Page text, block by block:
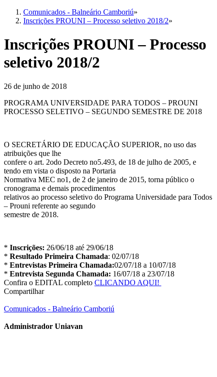
Comunicados - Balneário Camboriú»
Inscrições PROUNI – Processo seletivo 2018/2»
Inscrições PROUNI – Processo
seletivo 2018/2
26 de junho de 2018
PROGRAMA UNIVERSIDADE PARA TODOS – PROUNI
PROCESSO SELETIVO – SEGUNDO SEMESTRE DE 2018
O SECRETÁRIO DE EDUCAÇÃO SUPERIOR, no uso das
atribuições que lhe
confere o art. 2odo Decreto no5.493, de 18 de julho de 2005, e
tendo em vista o disposto na Portaria
Normativa MEC no1, de 2 de janeiro de 2015, torna público o
cronograma e demais procedimentos
relativos ao processo seletivo do Programa Universidade para Todos
– Prouni referente ao segundo
semestre de 2018.
* Inscrições: 26/06/18 até 29/06/18
* Resultado Primeira Chamada: 02/07/18
* Entrevistas Primeira Chamada:02/07/18 a 10/07/18
* Entrevista Segunda Chamada: 16/07/18 a 23/07/18
Confira o EDITAL completo CLICANDO AQUI!
Compartilhar
Comunicados - Balneário Camboriú
Administrador Uniavan